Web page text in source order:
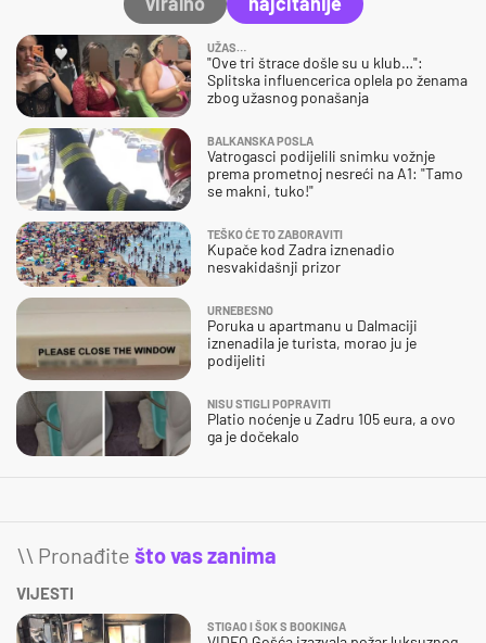
UŽAS…
"Ove tri štrace došle su u klub…":
Splitska influencerica oplela po ženama
zbog užasnog ponašanja
BALKANSKA POSLA
Vatrogasci podijelili snimku vožnje
prema prometnoj nesreći na A1: "Tamo
se makni, tuko!"
TEŠKO ĆE TO ZABORAVITI
Kupače kod Zadra iznenadio
nesvakidašnji prizor
URNEBESNO
Poruka u apartmanu u Dalmaciji
iznenadila je turista, morao ju je
podijeliti
NISU STIGLI POPRAVITI
Platio noćenje u Zadru 105 eura, a ovo
ga je dočekalo
\\ Pronađite što vas zanima
VIJESTI
STIGAO I ŠOK S BOOKINGA